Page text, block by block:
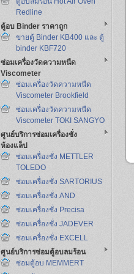
Redline
ตู้อบ Binder ราคาถูก
ขายตู้ Binder KB400 และ ตู้
binder KBF720
ซ่อมเครื่องวัดความหนืด
Viscometer
ซ่อมเครื่องวัดความหนืด
Viscometer Brookfield
ซ่อมเครื่องวัดความหนืด
Viscometer TOKI SANGYO
ศูนย์บริการซ่อมเครื่องชั่ง
ห้องแล็ป
ซ่อมเครื่องชั่ง METTLER
TOLEDO
ซ่อมเครื่องชั่ง SARTORIUS
ซ่อมเครื่องชั่ง AND
ซ่อมเครื่องชั่ง Precisa
ซ่อมเครื่องชั่ง JADEVER
ซ่อมเครื่องชั่ง EXCELL
ศูนย์บริการซ่อมตู้อบลมร้อน
ซ่อมตู้อบ MEMMERT